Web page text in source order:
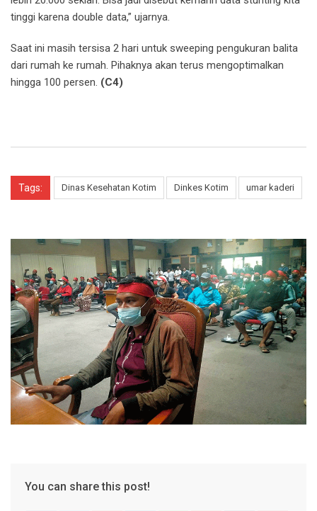
tinggi karena double data,” ujarnya.
Saat ini masih tersisa 2 hari untuk sweeping pengukuran balita
dari rumah ke rumah. Pihaknya akan terus mengoptimalkan
hingga 100 persen. (C4)
Tags: Dinas Kesehatan Kotim Dinkes Kotim umar kaderi
You can share this post!